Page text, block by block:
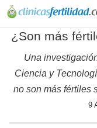
¿Son más
Una
Ciencia y
no son más fértiles
9